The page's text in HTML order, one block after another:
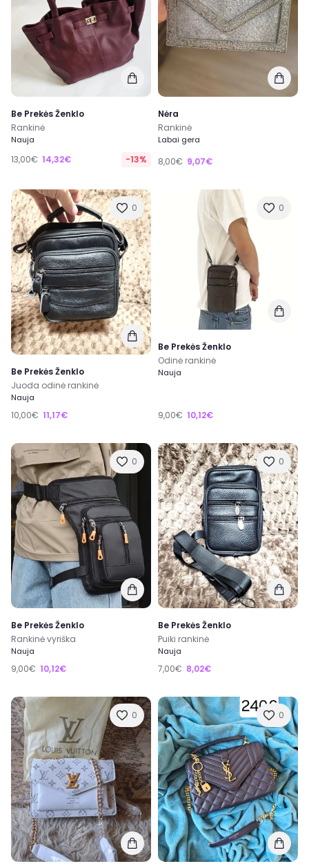
Be Prekės Ženklo
Rankinė
Nauja
13,00€ 14,32€ -13%
Nėra
Rankinė
Labai gera
8,00€ 9,07€
0
Be Prekės Ženklo
Juoda odinė rankinė
Nauja
10,00€ 11,17€
0
Be Prekės Ženklo
Odinė rankinė
Nauja
9,00€ 10,12€
0
Be Prekės Ženklo
Rankinė vyriška
Nauja
9,00€ 10,12€
0
Be Prekės Ženklo
Puiki rankinė
Nauja
7,00€ 8,02€
0 0